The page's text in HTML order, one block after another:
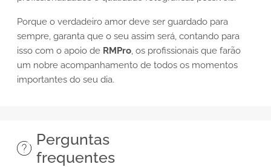
Porque o verdadeiro amor deve ser guardado para
sempre, garanta que o seu assim será, contando para
isso com o apoio de RMPro, os profissionais que farão
um nobre acompanhamento de todos os momentos
importantes do seu dia.
Perguntas
frequentes